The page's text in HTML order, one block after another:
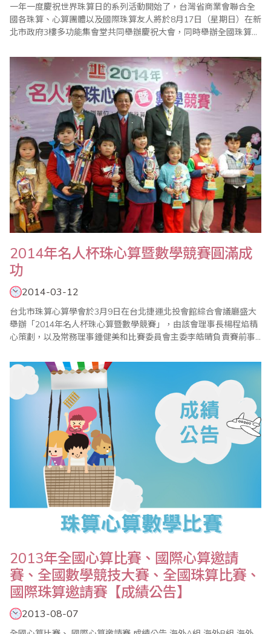
一年一度慶祝世界珠算日的系列活動開始了，台灣省商業會聯合全
國各珠算、心算團體以及國際珠算友人將於8月17日（星期日）在新
北市政府3樓多功能集會堂共同舉辦慶祝大會，同時舉辦全國珠算比
暨國際觀摩賽、祖孫樂活珠算趣味競賽等系列活動，歡迎踴躍報名
2014年名人杯珠心算暨數學競賽圓滿成
功
2014-03-12
台北市珠算心算學會於3月9日在台北捷運北投會館綜合會議廳盛大
舉辦「2014年名人杯珠心算暨數學競賽」，由該會理事長楊程焰精
心策劃，以及常務理事鍾健美和比賽委員會主委李皓晴負責賽前事
比賽也運用QRcode結合FB粉絲專頁，線上即時傳遞比賽訊息，有
2013年全國心算比賽、國際心算邀請
賽、全國數學競技大賽、全國珠算比賽、
國際珠算邀請賽【成績公告】
2013-08-07